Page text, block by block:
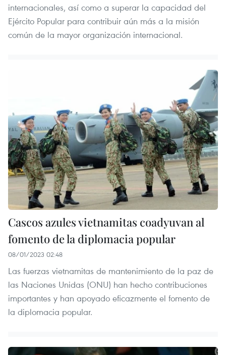
internacionales, así como a superar la capacidad del
Ejército Popular para contribuir aún más a la misión
común de la mayor organización internacional.
Cascos azules vietnamitas coadyuvan al
fomento de la diplomacia popular
08/01/2023 02:48
Las fuerzas vietnamitas de mantenimiento de la paz de
las Naciones Unidas (ONU) han hecho contribuciones
importantes y han apoyado eficazmente el fomento de
la diplomacia popular.